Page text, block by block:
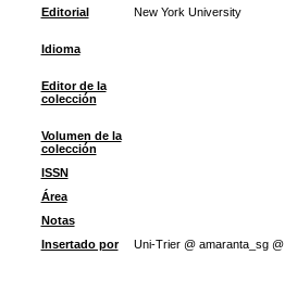
Editorial
New York University
Idioma
Editor de la
colección
Volumen de la
colección
ISSN
Área
Notas
Insertado por
Uni-Trier @ amaranta_sg @